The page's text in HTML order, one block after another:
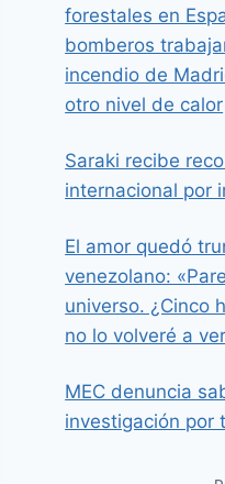
forestales en
bomberos
incendio de
otro nivel de calor
Saraki recibe
internacional por
El amor quedó
venezolano:
universo. ¿Cinco
no lo volveré a
MEC denuncia
investigación por